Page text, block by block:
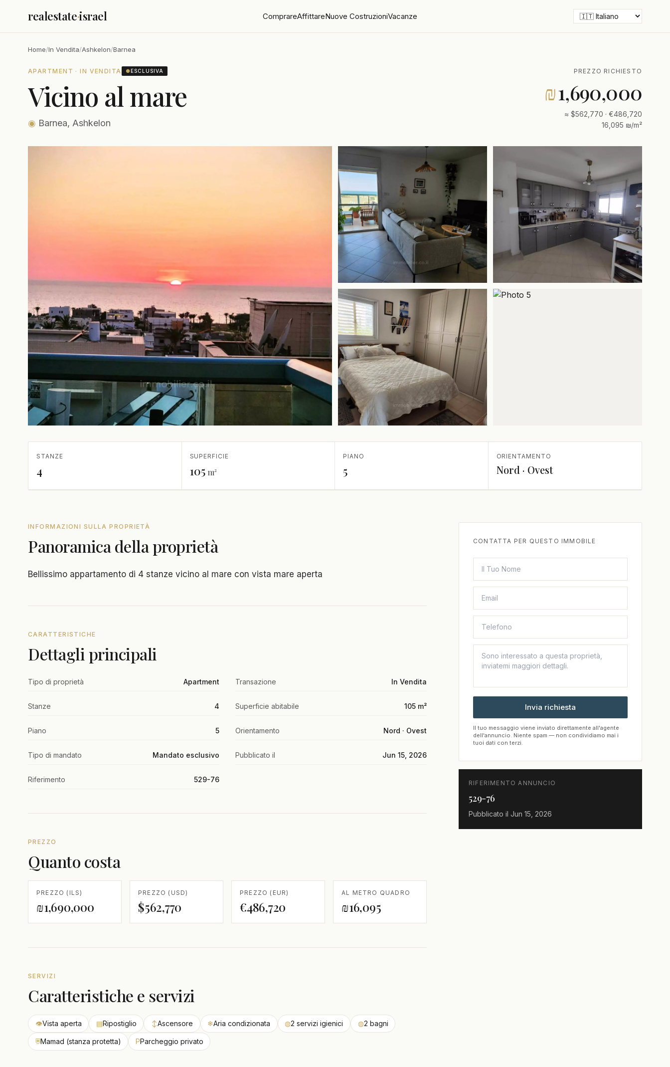
realestate·israel ComprareAffittareNuove CostruzioniVacanze
Home/In Vendita/Ashkelon/Barnea
APARTMENT · IN VENDITA ●ESCLUSIVA
Vicino al mare
◉ Barnea, Ashkelon
PREZZO RICHIESTO
₪1,690,000
≈ $562,770 · €486,720
16,095 ₪/m²
STANZE
4
SUPERFICIE
105 m²
PIANO
5
ORIENTAMENTO
Nord · Ovest
INFORMAZIONI SULLA PROPRIETÀ
Panoramica della proprietà
Bellissimo appartamento di 4 stanze vicino al mare con vista mare aperta
CARATTERISTICHE
Dettagli principali
Tipo di proprietà Apartment Transazione In Vendita
Stanze 4 Superficie abitabile 105 m²
Piano 5 Orientamento Nord · Ovest
Tipo di mandato Mandato esclusivo Pubblicato il Jun 15, 2026
Riferimento 529-76
PREZZO
Quanto costa
PREZZO (ILS)
₪1,690,000
PREZZO (USD)
$562,770
PREZZO (EUR)
€486,720
AL METRO QUADRO
₪16,095
SERVIZI
Caratteristiche e servizi
👁Vista aperta ▤Ripostiglio ↕Ascensore ❄Aria condizionata ◍2 servizi igienici ◍2 bagni
⛨Mamad (stanza protetta) PParcheggio privato
CONTATTA PER QUESTO IMMOBILE
Invia richiesta
Il tuo messaggio viene inviato direttamente all'agente
dell'annuncio. Niente spam — non condividiamo mai i
tuoi dati con terzi.
RIFERIMENTO ANNUNCIO
529-76
Pubblicato il Jun 15, 2026